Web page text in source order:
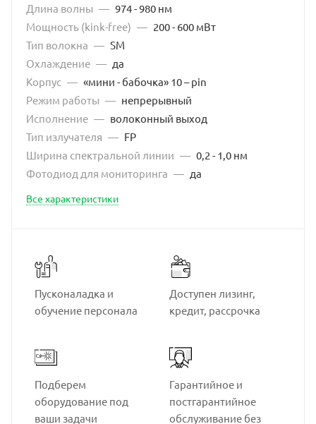
Длина волны — 974 - 980 нм
Мощность (kink-free) — 200 - 600 мВт
Тип волокна — SM
Охлаждение — да
Корпус — «мини - бабочка» 10 – pin
Режим работы — непрерывный
Исполнение — волоконный выход
Тип излучателя — FP
Ширина спектральной линии — 0,2 - 1,0 нм
Фотодиод для мониторинга — да
Все характеристики
Пусконаладка и
обучение персонала
Доступен лизинг,
кредит, рассрочка
Подберем
оборудование под
ваши задачи
Гарантийное и
постгарантийное
обслуживание без